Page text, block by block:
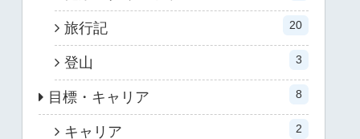
旅行記 20
登山 3
目標・キャリア 8
キャリア 2